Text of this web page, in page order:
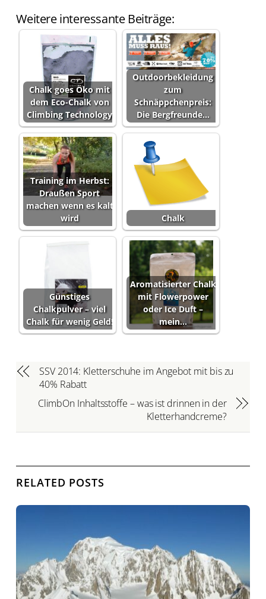
Weitere interessante Beiträge:
Chalk goes Öko mit
dem Eco-Chalk von
Climbing Technology
Outdoorbekleidung
zum
Schnäppchenpreis:
Die Bergfreunde…
Training im Herbst:
Draußen Sport
machen wenn es kalt
wird
Chalk
Günstiges
Chalkpulver – viel
Chalk für wenig Geld!
Aromatisierter Chalk
mit Flowerpower
oder Ice Duft –
mein…
SSV 2014: Kletterschuhe im Angebot mit bis zu
40% Rabatt
ClimbOn Inhaltsstoffe – was ist drinnen in der
Kletterhandcreme?
RELATED POSTS